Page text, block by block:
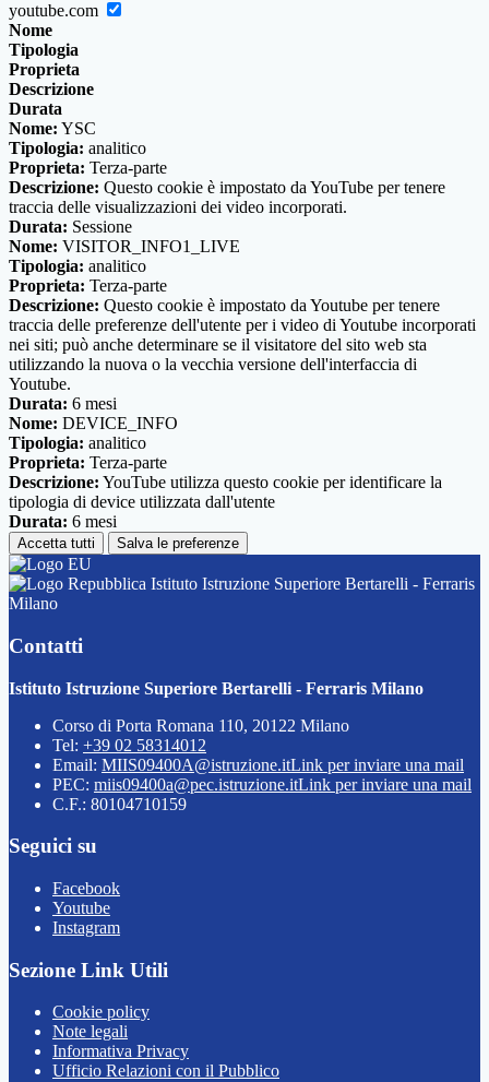
youtube.com
Nome
Tipologia
Proprieta
Descrizione
Durata
Nome: YSC
Tipologia: analitico
Proprieta: Terza-parte
Descrizione: Questo cookie è impostato da YouTube per tenere
traccia delle visualizzazioni dei video incorporati.
Durata: Sessione
Nome: VISITOR_INFO1_LIVE
Tipologia: analitico
Proprieta: Terza-parte
Descrizione: Questo cookie è impostato da Youtube per tenere
traccia delle preferenze dell'utente per i video di Youtube incorporati
nei siti; può anche determinare se il visitatore del sito web sta
utilizzando la nuova o la vecchia versione dell'interfaccia di
Youtube.
Durata: 6 mesi
Nome: DEVICE_INFO
Tipologia: analitico
Proprieta: Terza-parte
Descrizione: YouTube utilizza questo cookie per identificare la
tipologia di device utilizzata dall'utente
Durata: 6 mesi
Accetta tutti Salva le preferenze
Istituto Istruzione Superiore Bertarelli - Ferraris
Milano
Contatti
Istituto Istruzione Superiore Bertarelli - Ferraris Milano
Corso di Porta Romana 110, 20122 Milano
Tel: +39 02 58314012
Email: MIIS09400A@istruzione.itLink per inviare una mail
PEC: miis09400a@pec.istruzione.itLink per inviare una mail
C.F.: 80104710159
Seguici su
Facebook
Youtube
Instagram
Sezione Link Utili
Cookie policy
Note legali
Informativa Privacy
Ufficio Relazioni con il Pubblico